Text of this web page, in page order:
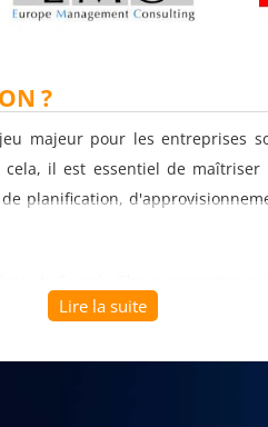
?
majeur pour les entreprises
il est essentiel de
planification,
d'acquérir les connaissances et
Lire la suite